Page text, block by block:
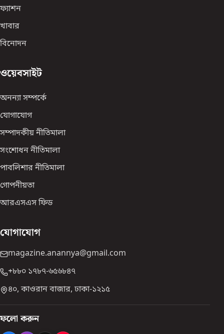
ফ্যাশন
খাবার
বিনোদন
ওয়েবসাইট
অনন্যা সম্পর্কে
যোগাযোগ
সম্পাদকীয় নীতিমালা
সংশোধন নীতিমালা
পাবলিশার নীতিমালা
গোপনীয়তা
আরএসএস ফিড
যোগাযোগ
magazine.anannya@gmail.com
+৮৮০ ১৭৮৭-৬৫৬৮৪৭
৪০, কাওরান বাজার, ঢাকা-১২১৫
ফলো করুন